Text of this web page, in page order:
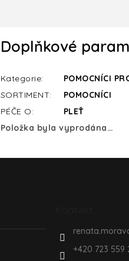
Doplňkové
Kategorie:
POMOCNÍCI
SORTIMENT:
POMOCNÍCI
PÉČE O:
PLEŤ
Položka byla vyprodána…
+420 723 559